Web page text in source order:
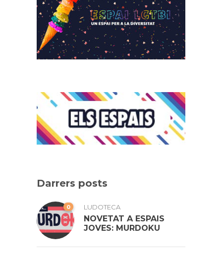
Darrers posts
0 LUDOTECA
NOVETAT A ESPAIS
JOVES: MURDOKU